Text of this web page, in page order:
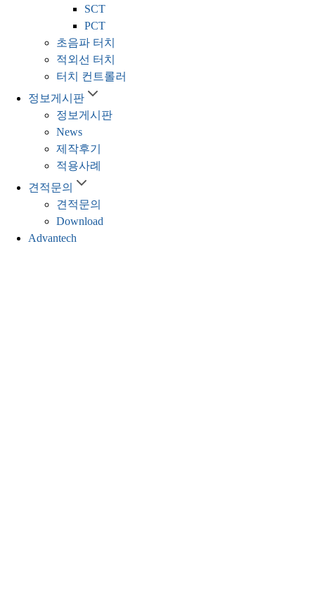
SCT
PCT
초음파 터치
적외선 터치
터치 컨트롤러
정보게시판
정보게시판
News
제작후기
적용사례
견적문의
견적문의
Download
Advantech